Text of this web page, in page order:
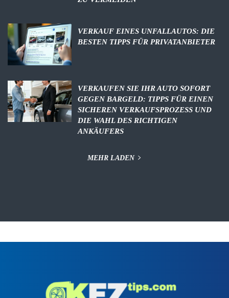
VERKAUF EINES UNFALLAUTOS: DIE
BESTEN TIPPS FÜR PRIVATANBIETER
VERKAUFEN SIE IHR AUTO SOFORT
GEGEN BARGELD: TIPPS FÜR EINEN
SICHEREN VERKAUFSPROZESS UND
DIE WAHL DES RICHTIGEN
ANKÄUFERS
MEHR LADEN